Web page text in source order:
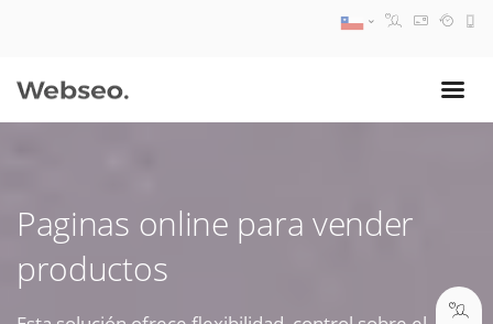
Paginas online para vender
productos
09:30 AM A 18:30 PM
soporte@webseo.cl